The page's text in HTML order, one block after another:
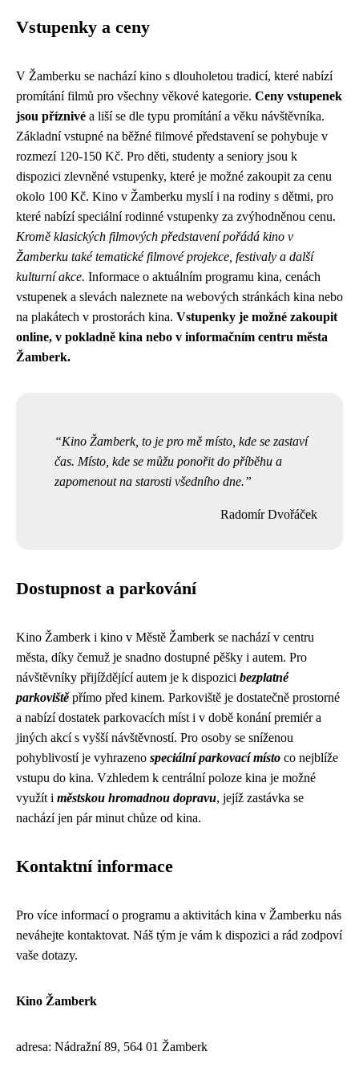
Vstupenky a ceny
V Žamberku se nachází kino s dlouholetou tradicí, které nabízí
promítání filmů pro všechny věkové kategorie. Ceny vstupenek
jsou příznivé a liší se dle typu promítání a věku návštěvníka.
Základní vstupné na běžné filmové představení se pohybuje v
rozmezí 120-150 Kč. Pro děti, studenty a seniory jsou k
dispozici zlevněné vstupenky, které je možné zakoupit za cenu
okolo 100 Kč. Kino v Žamberku myslí i na rodiny s dětmi, pro
které nabízí speciální rodinné vstupenky za zvýhodněnou cenu.
Kromě klasických filmových představení pořádá kino v
Žamberku také tematické filmové projekce, festivaly a další
kulturní akce. Informace o aktuálním programu kina, cenách
vstupenek a slevách naleznete na webových stránkách kina nebo
na plakátech v prostorách kina. Vstupenky je možné zakoupit
online, v pokladně kina nebo v informačním centru města
Žamberk.
Kino Žamberk, to je pro mě místo, kde se zastaví
čas. Místo, kde se můžu ponořit do příběhu a
zapomenout na starosti všedního dne.
Radomír Dvořáček
Dostupnost a parkování
Kino Žamberk i kino v Městě Žamberk se nachází v centru
města, díky čemuž je snadno dostupné pěšky i autem. Pro
návštěvníky přijíždějící autem je k dispozici bezplatné
parkovištěpřímo před kinem. Parkoviště je dostatečně prostorné
a nabízí dostatek parkovacích míst i v době konání premiér a
jiných akcí s vyšší návštěvností. Pro osoby se sníženou
pohyblivostí je vyhrazeno speciální parkovací místo co nejblíže
vstupu do kina. Vzhledem k centrální poloze kina je možné
využít i městskou hromadnou dopravu, jejíž zastávka se
nachází jen pár minut chůze od kina.
Kontaktní informace
Pro více informací o programu a aktivitách kina v Žamberku nás
neváhejte kontaktovat. Náš tým je vám k dispozici a rád zodpoví
vaše dotazy.
Kino Žamberk
adresa: Nádražní 89, 564 01 Žamberk